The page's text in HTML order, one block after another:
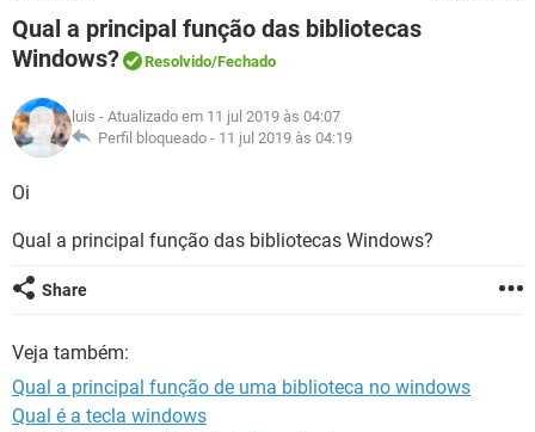
INSTAGRAM GMAIL
GUIA DE COMPRAS
OUTLOOK
GUIA DE COMPRAS
JOGOS WHATSAPP
CELULAR
OUTLOOK EXCEL
INSTAGRAM
GUIA DE COMPRAS
FÓRUM
CELULAR FACEBOOK
GUIA DE COMPRAS
GLOSSÁRIO
JOGOS
CELULAR
OUTLOOK EXCEL
INSTAGRAM
Qual a principal função das bibliotecas
Windows?
Resolvido/Fechado
luis - Atualizado em 11 jul 2019 às 04:07
Perfil bloqueado - 11 jul 2019 às 04:19
Oi
Qual a principal função das bibliotecas Windows?
Share
Veja também:
Qual a principal função de uma biblioteca no windows
Qual é a tecla windows